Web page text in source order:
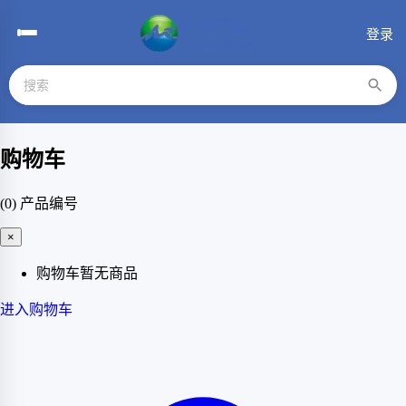
登录
购物车
(0) 产品编号
×
购物车暂无商品
进入购物车